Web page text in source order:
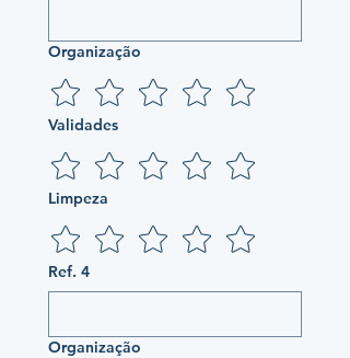
Organização
Validades
Limpeza
Ref. 4
Organização